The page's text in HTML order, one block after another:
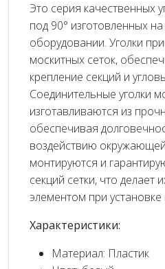
Это серия качественных
под 90° изготовленных
оборудовании. Уголки
москитных сеток,
крепление секций и
Соединительные уголки
изготавливаются из
обеспечивая
воздействию
монтируются и
секций сетки, что делает
элементом при
Характеристики:
Материал: Пластик